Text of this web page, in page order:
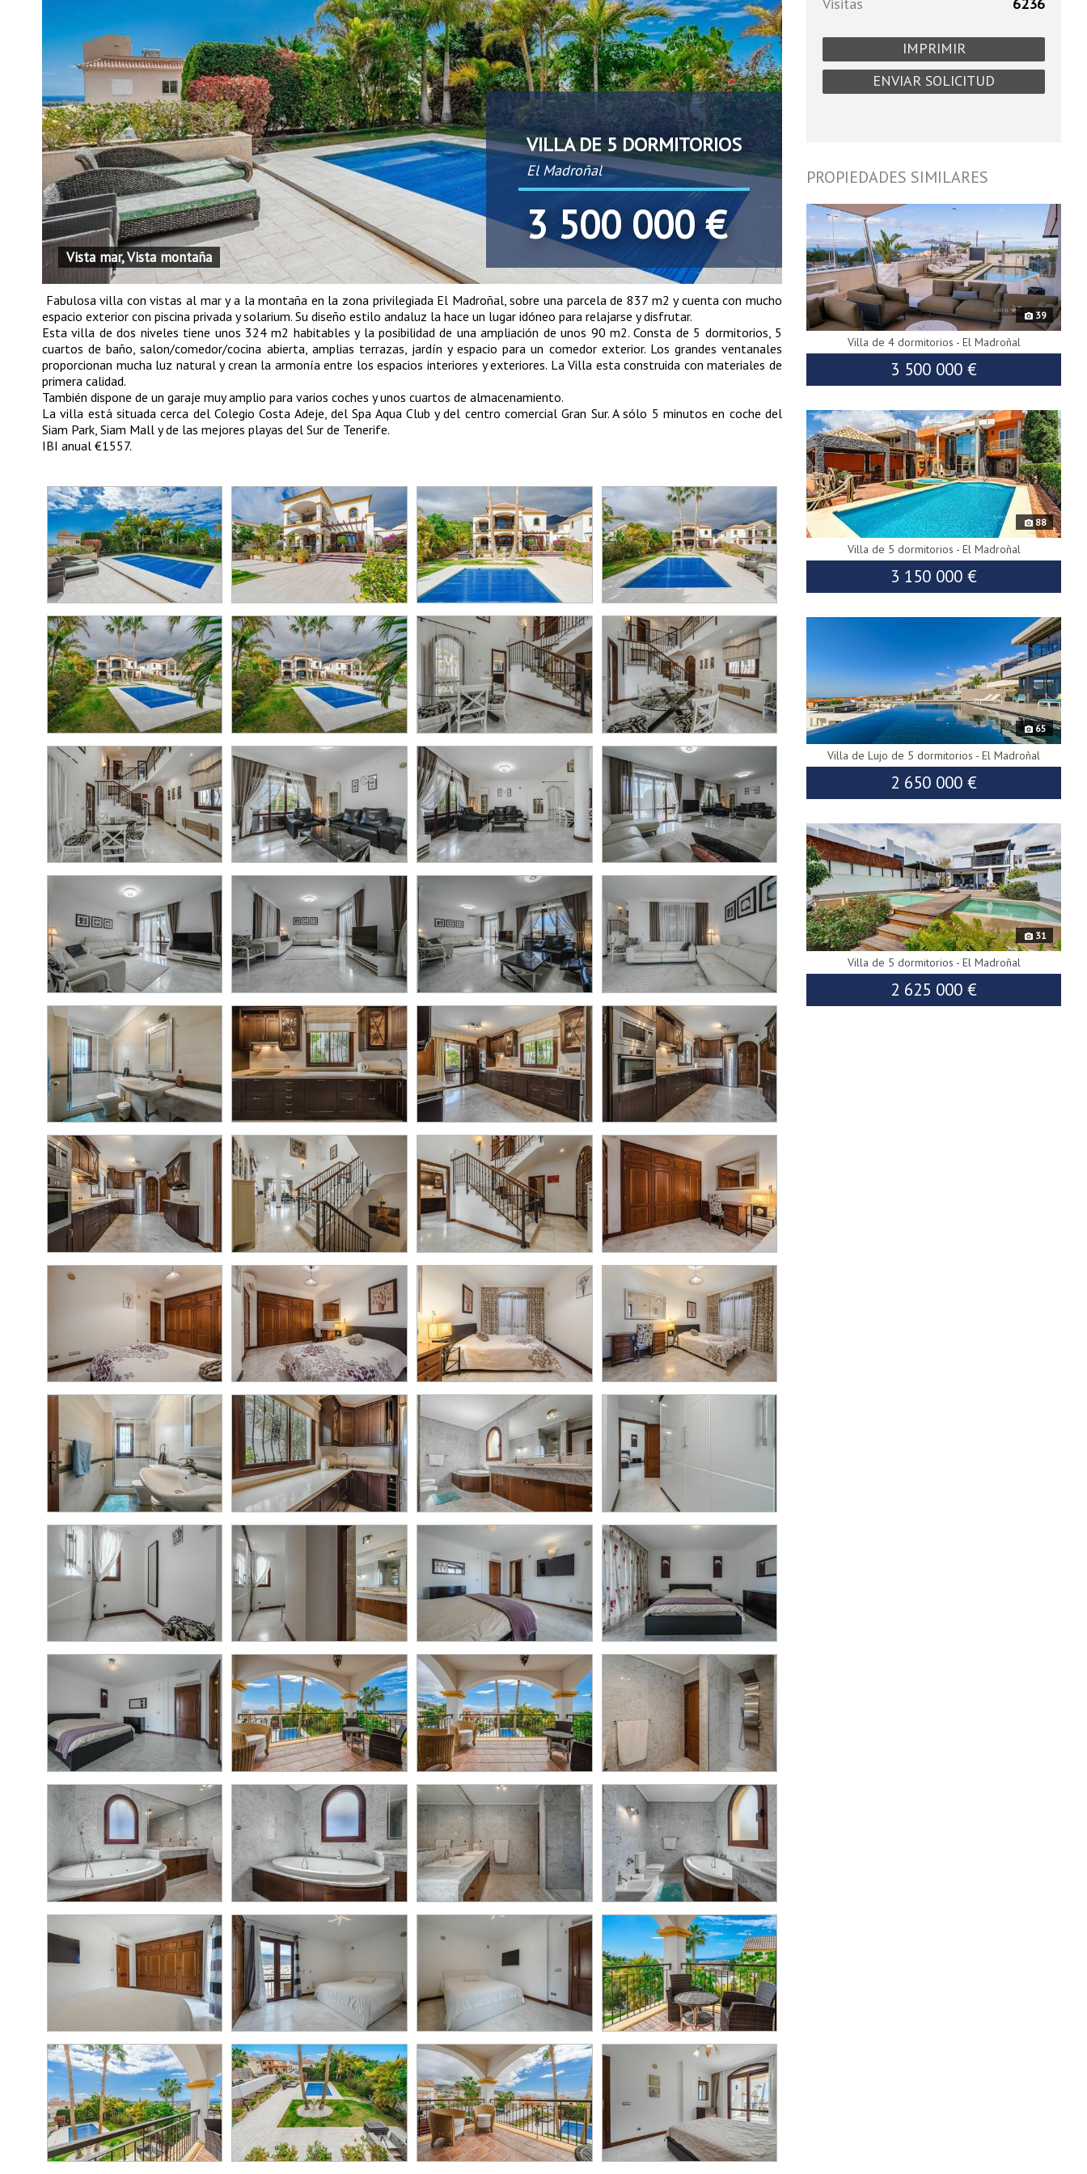
VILLA DE 5 DORMITORIOS
El Madroñal
3 500 000 €
Vista mar, Vista montaña
Fabulosa villa con vistas al mar y a la montaña en la zona privilegiada El Madroñal, sobre una parcela de 837 m2 y cuenta con mucho
espacio exterior con piscina privada y solarium. Su diseño estilo andaluz la hace un lugar idóneo para relajarse y disfrutar.
Esta villa de dos niveles tiene unos 324 m2 habitables y la posibilidad de una ampliación de unos 90 m2. Consta de 5 dormitorios, 5
cuartos de baño, salon/comedor/cocina abierta, amplias terrazas, jardín y espacio para un comedor exterior. Los grandes ventanales
proporcionan mucha luz natural y crean la armonía entre los espacios interiores y exteriores. La Villa esta construida con materiales de
primera calidad.
También dispone de un garaje muy amplio para varios coches y unos cuartos de almacenamiento.
La villa está situada cerca del Colegio Costa Adeje, del Spa Aqua Club y del centro comercial Gran Sur. A sólo 5 minutos en coche del
Siam Park, Siam Mall y de las mejores playas del Sur de Tenerife.
IBI anual €1557.
IMPRIMIR
ENVIAR SOLICITUD
PROPIEDADES SIMILARES
39
Villa de 4 dormitorios - El Madroñal
3 500 000 €
88
Villa de 5 dormitorios - El Madroñal
3 150 000 €
65
Villa de Lujo de 5 dormitorios - El Madroñal
2 650 000 €
31
Villa de 5 dormitorios - El Madroñal
2 625 000 €